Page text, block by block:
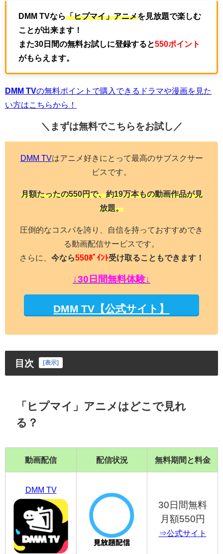
DMM TVなら「ヒプマイ」アニメを見放題で楽しむ
ことが出来ます！
また30日間の無料お試しに登録すると550ポイント
がもらえます。
DMM TVの無料ポイントで購入できるドラマや漫画を見た
い方はこちらから！
＼まずは無料でこちらをお試し／
DMM TVはアニメ好きにとって最高のサブスクサー
ビスです。
月額たったの550円で、約19万本もの動画作品が見
放題。
圧倒的なコスパを誇り、自信を持っておすすめでき
る動画配信サービスです。
さらに、 今なら550ﾎﾟｲﾝﾄ受け取ることもできます！
↓30日間無料体験↓
DMM TV【公式サイト】
目次 [表示]
「ヒプマイ」アニメはどこで見れ
る？
動画配信 配信状況 無料期間と料金
DMM TV
30日間無料
月額550円
⇒公式サイト